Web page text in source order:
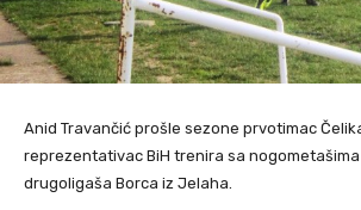
Anid Travančić prošle sezone prvotimac
reprezentativac BiH trenira sa
drugoligaša Borca iz Jelaha.